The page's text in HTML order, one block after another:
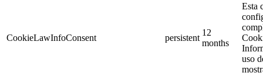
CookieLawInfoConsent persistent
12
months
Esta
uso